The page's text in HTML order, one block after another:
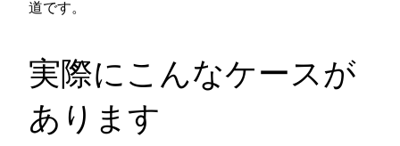
道です。
実際にこんなケースが
あります